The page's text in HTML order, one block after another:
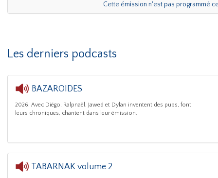
Cette émission n'est pas programmé
Les derniers podcasts
BAZAROIDES
2026. Avec Diégo, Ralpnaël, Jawed et Dylan inventent des pubs, font
leurs chroniques, chantent dans leur émission.
TABARNAK volume 2